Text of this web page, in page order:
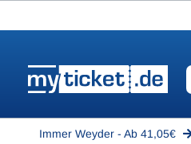
Immer Weyder - Ab 41,05€